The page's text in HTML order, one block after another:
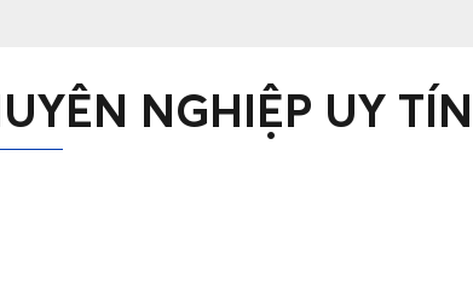
NGHIỆP UY TÍN